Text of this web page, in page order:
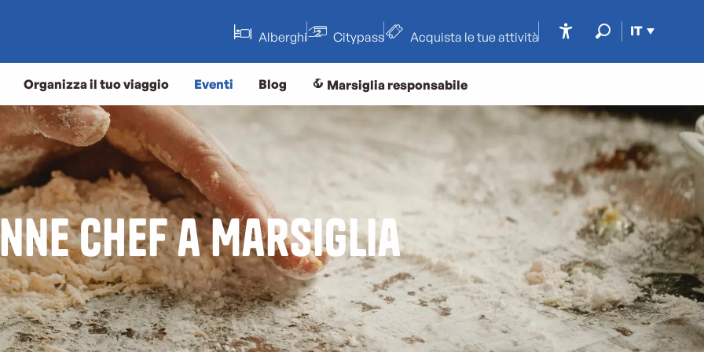
IT
Alberghi Citypass Acquista le tue attività
Organizza il tuo viaggio Eventi Blog Marsiglia responsabile
chef a Marsiglia